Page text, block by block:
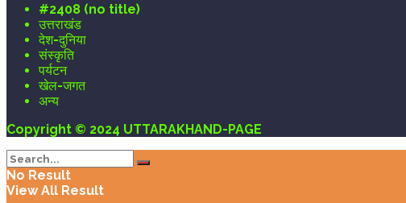
#2408 (no title)
उत्तराखंड
देश-दुनिया
संस्कृति
पर्यटन
खेल-जगत
अन्य
Copyright © 2024 UTTARAKHAND-PAGE
No Result
View All Result